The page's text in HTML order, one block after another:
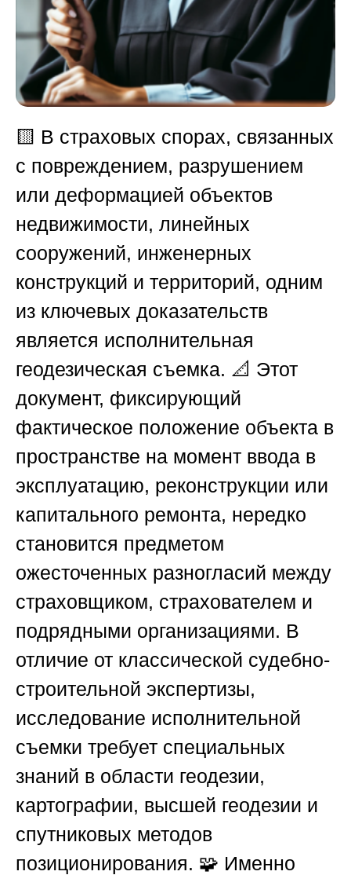
🟨 В страховых спорах, связанных
с повреждением, разрушением
или деформацией объектов
недвижимости, линейных
сооружений, инженерных
конструкций и территорий, одним
из ключевых доказательств
является исполнительная
геодезическая съемка. 📐 Этот
документ, фиксирующий
фактическое положение объекта в
пространстве на момент ввода в
эксплуатацию, реконструкции или
капитального ремонта, нередко
становится предметом
ожесточенных разногласий между
страховщиком, страхователем и
подрядными организациями. В
отличие от классической судебно-
строительной экспертизы,
исследование исполнительной
съемки требует специальных
знаний в области геодезии,
картографии, высшей геодезии и
спутниковых методов
позиционирования. 🧩 Именно